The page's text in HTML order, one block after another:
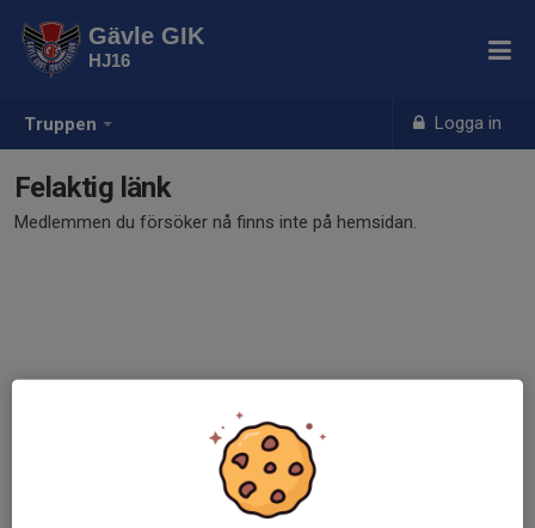
Truppen Logga in
Gävle GIK
HJ16
Felaktig länk
Medlemmen du försöker nå finns inte på hemsidan.